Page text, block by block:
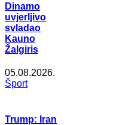
Dinamo
uvjerljivo
svladao
Kauno
Žalgiris
05.08.2026.
Šport
Trump: Iran